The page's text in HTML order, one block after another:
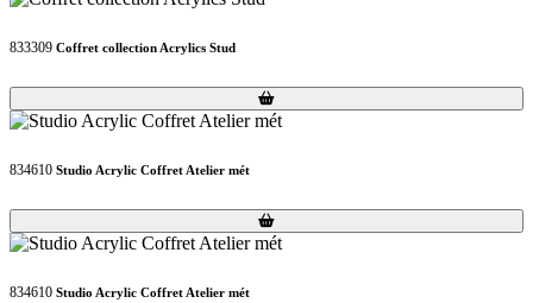
833309 Coffret collection Acrylics Stud
Loading...
Loading...
834610 Studio Acrylic Coffret Atelier mét
Loading...
Loading...
834610 Studio Acrylic Coffret Atelier mét